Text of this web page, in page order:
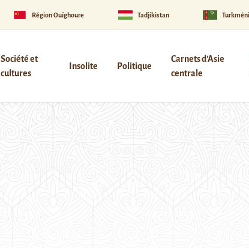
Région Ouïghoure Tadjikistan
Société et
cultures
Insolite Politique
Carnets d’Asie
centrale